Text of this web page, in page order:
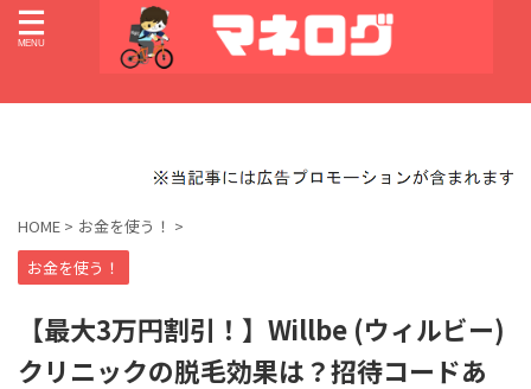
HOME > お金を使う！ >
お金を使う！
【最大3万円割引！】Willbe (ウィルビー)
クリニックの脱毛効果は？招待コードあ